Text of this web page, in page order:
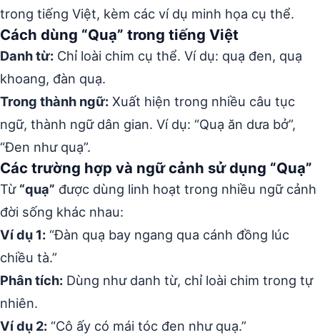
trong tiếng Việt, kèm các ví dụ minh họa cụ thể.
Cách dùng “Quạ” trong tiếng Việt
Danh từ: Chỉ loài chim cụ thể. Ví dụ: quạ đen, quạ
khoang, đàn quạ.
Trong thành ngữ: Xuất hiện trong nhiều câu tục
ngữ, thành ngữ dân gian. Ví dụ: “Quạ ăn dưa bở”,
“Đen như quạ”.
Các trường hợp và ngữ cảnh sử dụng “Quạ”
Từ “quạ” được dùng linh hoạt trong nhiều ngữ cảnh
đời sống khác nhau:
Ví dụ 1: “Đàn quạ bay ngang qua cánh đồng lúc
chiều tà.”
Phân tích: Dùng như danh từ, chỉ loài chim trong tự
nhiên.
Ví dụ 2: “Cô ấy có mái tóc đen như quạ.”